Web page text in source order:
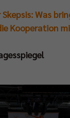
Was
Kooperation